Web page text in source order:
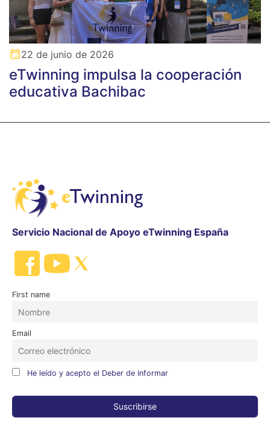
22 de junio de 2026
eTwinning impulsa la cooperación
educativa Bachibac
Servicio Nacional de Apoyo eTwinning España
First name
Email
He leído y acepto el Deber de Informar